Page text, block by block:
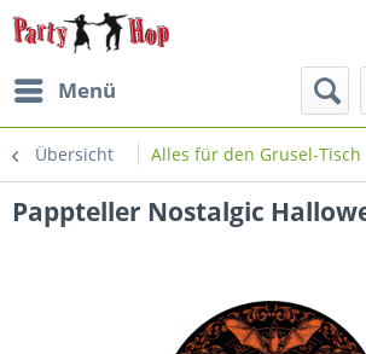
Menü
Übersicht Alles für den Grusel-Tisch
Pappteller Nostalgic